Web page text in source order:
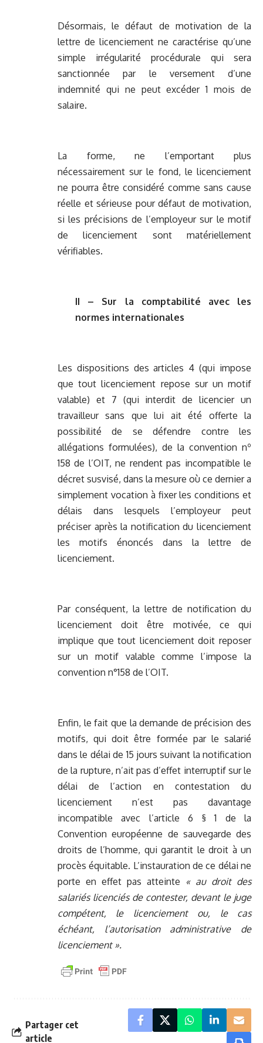
Désormais, le défaut de motivation de la
lettre de licenciement ne caractérise qu’une
simple irrégularité procédurale qui sera
sanctionnée par le versement d’une
indemnité qui ne peut excéder 1 mois de
salaire.
La forme, ne l’emportant plus
nécessairement sur le fond, le licenciement
ne pourra être considéré comme sans cause
réelle et sérieuse pour défaut de motivation,
si les précisions de l’employeur sur le motif
de licenciement sont matériellement
vérifiables.
II – Sur la comptabilité avec les
normes internationales
Les dispositions des articles 4 (qui impose
que tout licenciement repose sur un motif
valable) et 7 (qui interdit de licencier un
travailleur sans que lui ait été offerte la
possibilité de se défendre contre les
allégations formulées), de la convention nº
158 de l’OIT, ne rendent pas incompatible le
décret susvisé, dans la mesure où ce dernier a
simplement vocation à fixer les conditions et
délais dans lesquels l’employeur peut
préciser après la notification du licenciement
les motifs énoncés dans la lettre de
licenciement.
Par conséquent, la lettre de notification du
licenciement doit être motivée, ce qui
implique que tout licenciement doit reposer
sur un motif valable comme l’impose la
convention n°158 de l’OIT.
Enfin, le fait que la demande de précision des
motifs, qui doit être formée par le salarié
dans le délai de 15 jours suivant la notification
de la rupture, n’ait pas d’effet interruptif sur le
délai de l’action en contestation du
licenciement n’est pas davantage
incompatible avec l’article 6 § 1 de la
Convention européenne de sauvegarde des
droits de l’homme, qui garantit le droit à un
procès équitable. L’instauration de ce délai ne
porte en effet pas atteinte « au droit des
salariés licenciés de contester, devant le juge
compétent, le licenciement ou, le cas
échéant, l’autorisation administrative de
licenciement ».
Partager cet
article